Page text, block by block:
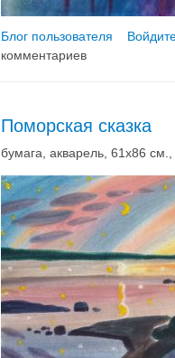
Блог пользователя
комментариев
Поморская сказка
бумага, акварель, 61х86 см.,